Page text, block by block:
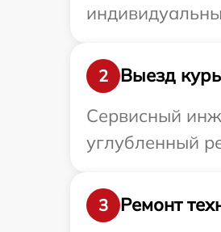
2
Выезд
Сервисный
углубленный
3
Ремонт